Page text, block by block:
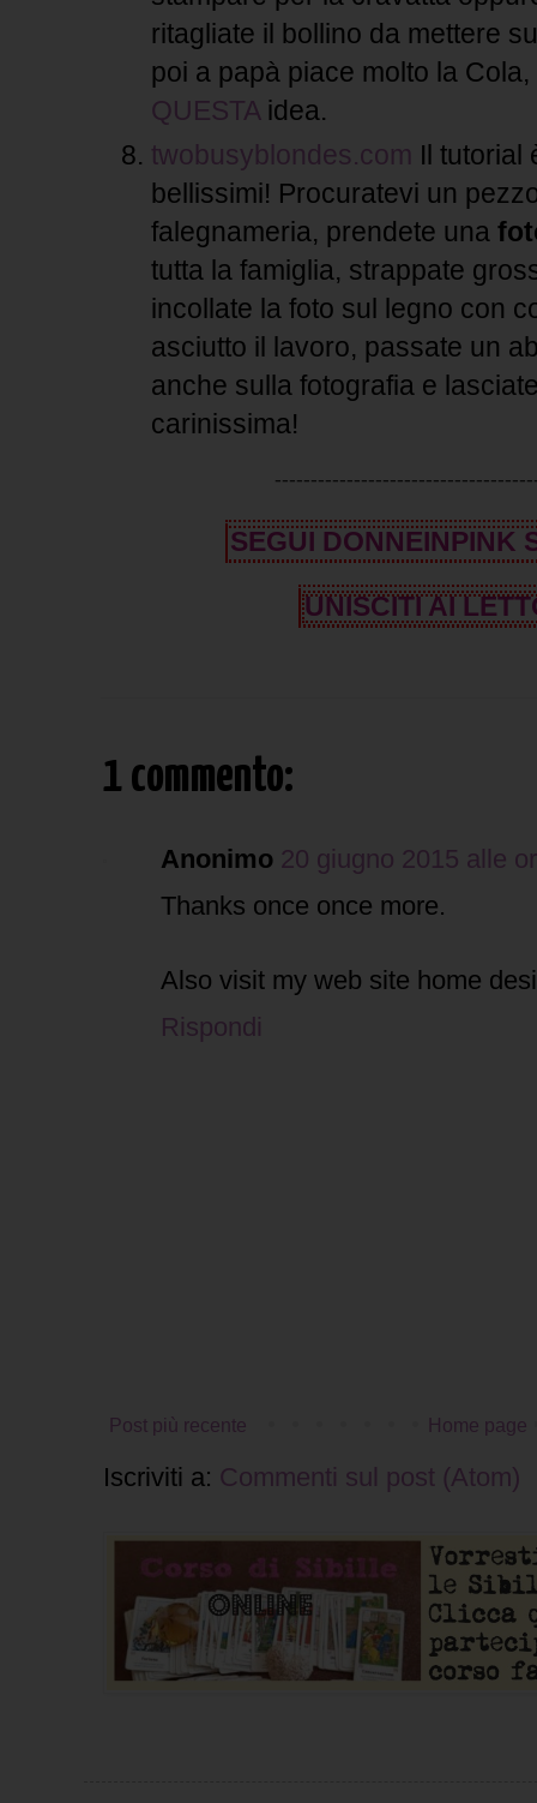
ritagliate il bollino da mettere
poi a papà piace molto la
QUESTAidea.
twobusyblondes.com Il tutorial
bellissimi! Procuratevi un
falegnameria, prendete una
tutta la famiglia, strappate
incollate la foto sul legno con
asciutto il lavoro, passate un
anche sulla fotografia e
carinissima!
SEGUI DONNEINPINK
UNISCITI AI
1 commento:
Anonimo 20 giugno 2015 alle
Thanks once once more.
Also visit my web site home
Rispondi
Post più recente Home page
Iscriviti a: Commenti sul post (Atom)